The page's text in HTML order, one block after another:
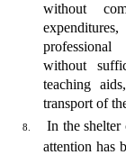
without
without
teaching
trans­port of
8.
In the shelter
at­tention has